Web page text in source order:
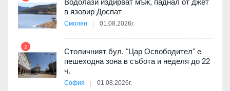
Водолази издирват мъж, паднал от джет
в язовир Доспат
Смолян 01.08.2026г.
2
Столичният бул. "Цар Освободител" е
пешеходна зона в събота и неделя до 22
ч.
София 01.08.2026г.